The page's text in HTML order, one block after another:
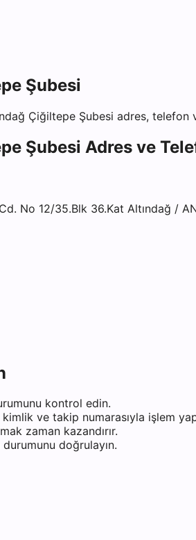
Şubesi
Çiğiltepe Şubesi adres, telefon
Şubesi Adres ve
No 12/35.Blk 36.Kat Altındağ /
kontrol edin.
ve takip numarasıyla işlem
zaman kazandırır.
doğrulayın.